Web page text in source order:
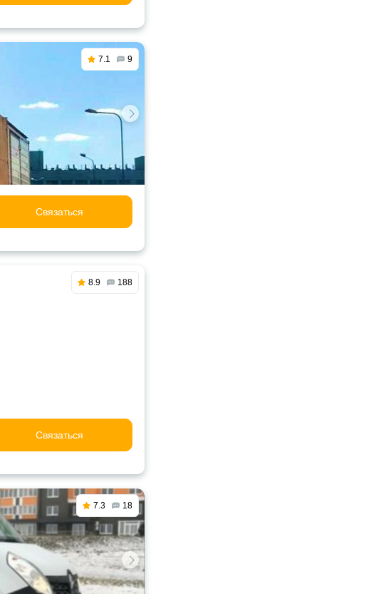
7.1 9
Связаться
8.9 188
Связаться
7.3 18